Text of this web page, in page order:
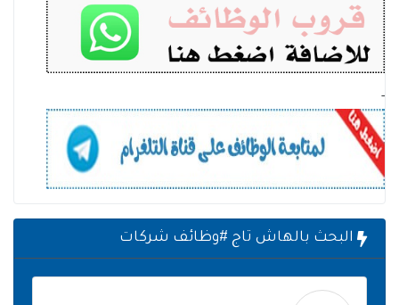
-
البحث بالهاش تاج #وظائف شركات